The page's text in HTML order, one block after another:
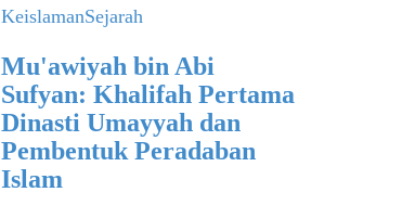
KeislamanSejarah
Mu'awiyah bin Abi
Sufyan: Khalifah Pertama
Dinasti Umayyah dan
Pembentuk Peradaban
Islam